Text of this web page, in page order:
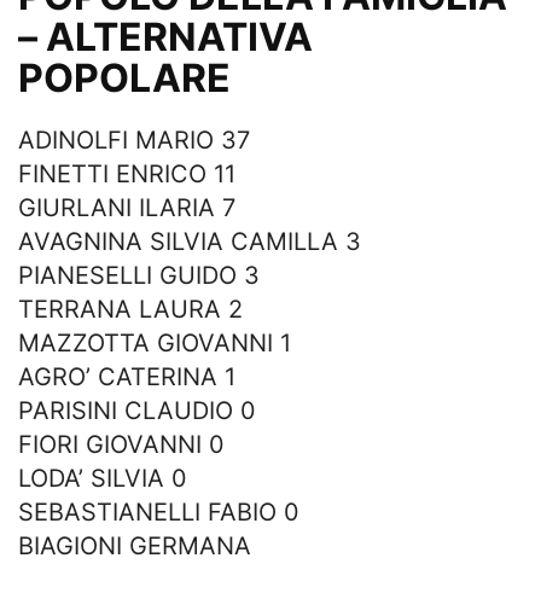
– ALTERNATIVA
POPOLARE
ADINOLFI MARIO 37
FINETTI ENRICO 11
GIURLANI ILARIA 7
AVAGNINA SILVIA CAMILLA 3
PIANESELLI GUIDO 3
TERRANA LAURA 2
MAZZOTTA GIOVANNI 1
AGRO’ CATERINA 1
PARISINI CLAUDIO 0
FIORI GIOVANNI 0
LODA’ SILVIA 0
SEBASTIANELLI FABIO 0
BIAGIONI GERMANA